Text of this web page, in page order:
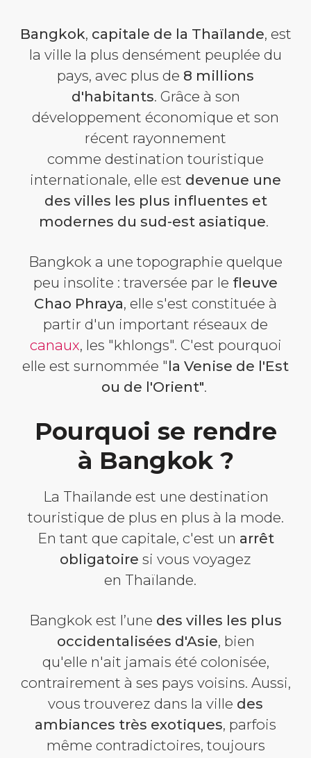
Bangkok, capitale de la Thaïlande, est
la ville la plus densément peuplée du
pays, avec plus de 8 millions
d'habitants. Grâce à son
développement économique et son
récent rayonnement
comme destination touristique
internationale, elle est devenue une
des villes les plus influentes et
modernes du sud-est asiatique.
Bangkok a une topographie quelque
peu insolite : traversée par le fleuve
Chao Phraya, elle s'est constituée à
partir d'un important réseaux de
canaux, les "khlongs". C'est pourquoi
elle est surnommée "la Venise de l'Est
ou de l'Orient".
Pourquoi se rendre
à Bangkok ?
La Thaïlande est une destination
touristique de plus en plus à la mode.
En tant que capitale, c'est un arrêt
obligatoire si vous voyagez
en Thaïlande.
Bangkok est l’une des villes les plus
occidentalisées d'Asie, bien
qu'elle n'ait jamais été colonisée,
contrairement à ses pays voisins. Aussi,
vous trouverez dans la ville des
ambiances très exotiques, parfois
même contradictoires, toujours